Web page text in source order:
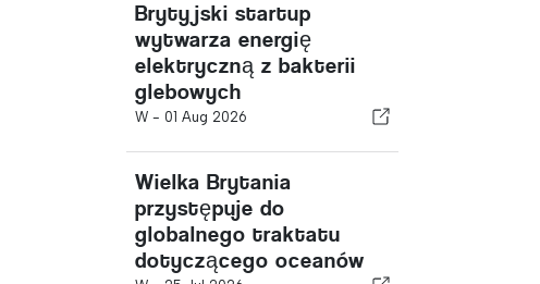
Brytyjski startup
wytwarza energię
elektryczną z bakterii
glebowych
W - 01 Aug 2026
Wielka Brytania
przystępuje do
globalnego traktatu
dotyczącego oceanów